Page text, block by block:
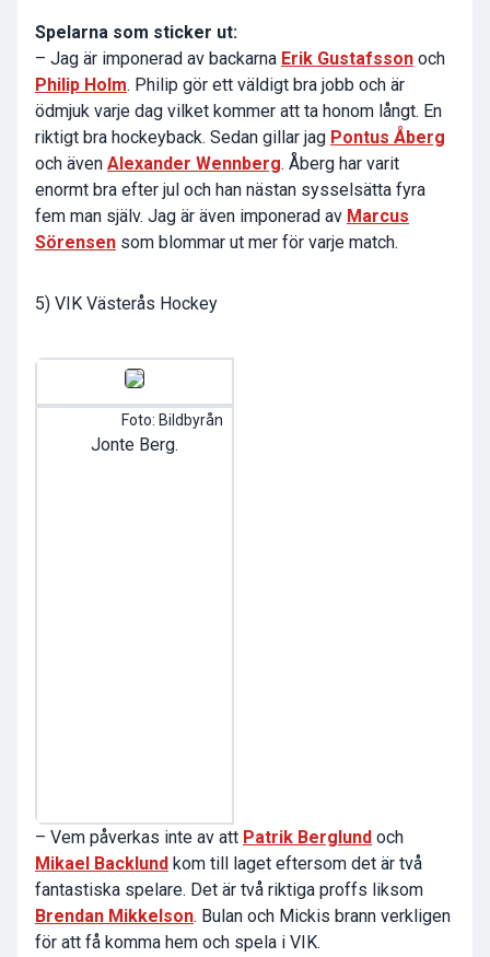
Spelarna som sticker ut:
– Jag är imponerad av backarna Erik Gustafsson och
Philip Holm. Philip gör ett väldigt bra jobb och är
ödmjuk varje dag vilket kommer att ta honom långt. En
riktigt bra hockeyback. Sedan gillar jag Pontus Åberg
och även Alexander Wennberg. Åberg har varit
enormt bra efter jul och han nästan sysselsätta fyra
fem man själv. Jag är även imponerad av Marcus
Sörensen som blommar ut mer för varje match.
5) VIK Västerås Hockey
Foto: Bildbyrån
Jonte Berg.
– Vem påverkas inte av att Patrik Berglund och
Mikael Backlund kom till laget eftersom det är två
fantastiska spelare. Det är två riktiga proffs liksom
Brendan Mikkelson. Bulan och Mickis brann verkligen
för att få komma hem och spela i VIK.